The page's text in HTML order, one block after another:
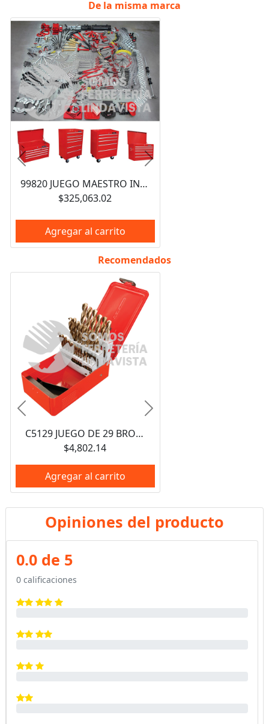
De la misma marca
99820 JUEGO MAESTRO INDUSTRIAL COMBINADO 940 PIEZAS, CON GABINETES EX27M5, EX27M6, EX27S6 URREA
$325,063.02
Agregar al carrito
Anterior Siguiente
Recomendados
C5129 JUEGO DE 29 BROCAS CON COBALTO DE ACERO DE ALTA VELOCIDAD ZANCO RECTO URREA
$4,802.14
Agregar al carrito
Anterior Siguiente
Opiniones del producto
0.0 de 5
0 calificaciones